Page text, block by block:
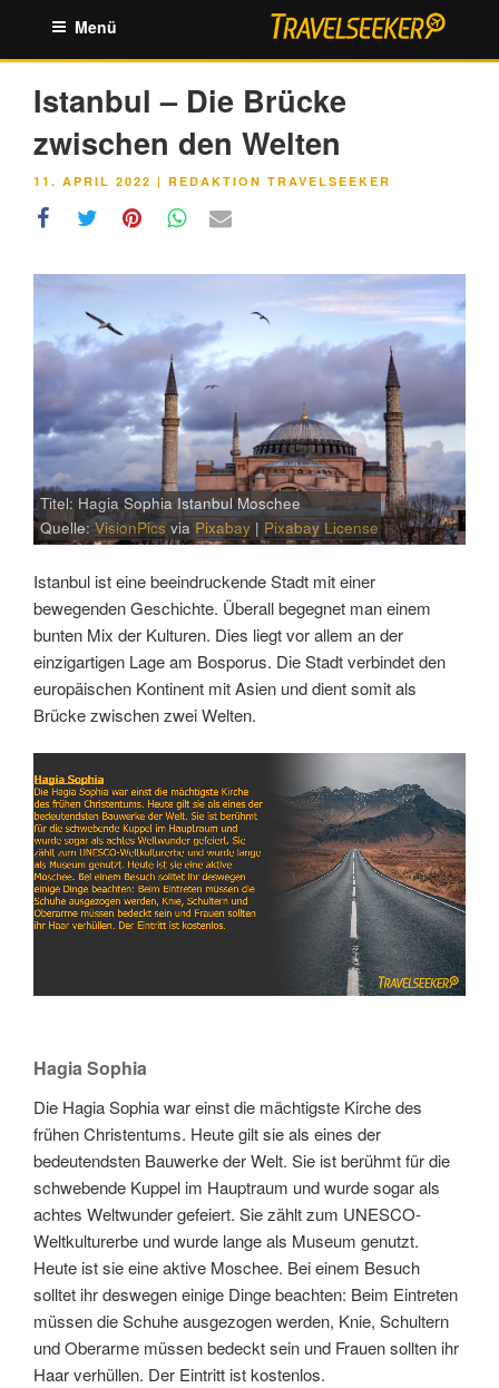
springen
Menü
Istanbul – Die Brücke
zwischen den Welten
VERÖFFENTLICHT
11. APRIL 2022 | REDAKTION TRAVELSEEKER
Titel: Hagia Sophia Istanbul Moschee
Quelle:VisionPics via Pixabay | Pixabay License
Istanbul ist eine beeindruckende Stadt mit einer
bewegenden Geschichte. Überall begegnet man einem
bunten Mix der Kulturen. Dies liegt vor allem an der
einzigartigen Lage am Bosporus. Die Stadt verbindet den
europäischen Kontinent mit Asien und dient somit als
Brücke zwischen zwei Welten.
Hagia Sophia
Die Hagia Sophia war einst die mächtigste Kirche des
frühen Christentums. Heute gilt sie als eines der
bedeutendsten Bauwerke der Welt. Sie ist berühmt für die
schwebende Kuppel im Hauptraum und wurde sogar als
achtes Weltwunder gefeiert. Sie zählt zum UNESCO-
Weltkulturerbe und wurde lange als Museum genutzt.
Heute ist sie eine aktive Moschee. Bei einem Besuch
solltet ihr deswegen einige Dinge beachten: Beim Eintreten
müssen die Schuhe ausgezogen werden, Knie, Schultern
und Oberarme müssen bedecktsein und Frauen sollten ihr
Haar verhüllen. Der Eintritt ist kostenlos.